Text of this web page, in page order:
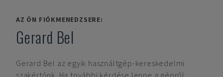
AZ ÖN FIÓKMENEDZSERE:
Gerard Bel
Gerard Bel az egyik használtgép-kereskedelmi
szakértőnk. Ha további kérdése lenne a gépről,